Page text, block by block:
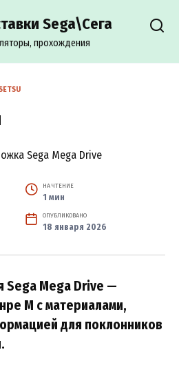
Sega\Сега
прохождения
НА ЧТЕНИЕ
1 мин
ОПУБЛИКОВАНО
18 января 2026
Sega Mega Drive —
M с материалами,
для поклонников